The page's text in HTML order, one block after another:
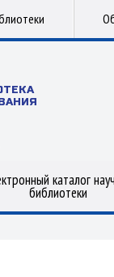
каталог
библиотеки